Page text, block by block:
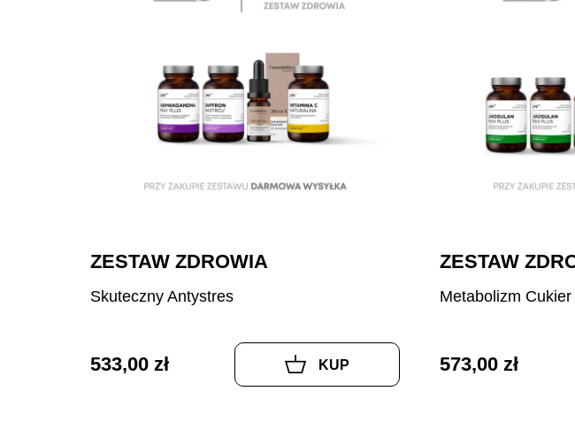
ZESTAW ZDROWIA
Skuteczny Antystres
533,00 zł KUP
ZESTAW
Metabolizm Cukier
573,00 zł